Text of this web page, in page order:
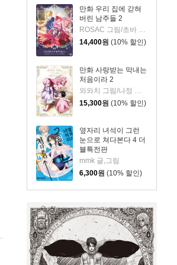
만화 우리 집에 갇혀
버린 남주들 2
ROSAC 그림/초바 글/김지아 원저
14,400원 (10% 할인)
만화 사랑받는 막내는
처음이라 2
15,300원 (10% 할인)
옆자리 녀석이 그런
눈으로 쳐다본다 4 더
블특전판
mmk 글,그림
6,300원 (10% 할인)
서울미디어코믹스(서울문화사)